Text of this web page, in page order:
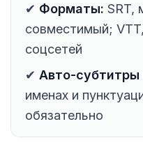
✔ Форматы: SRT,
совместимый;
соцсетей
✔ Авто-субтитры
именах и
обязательно